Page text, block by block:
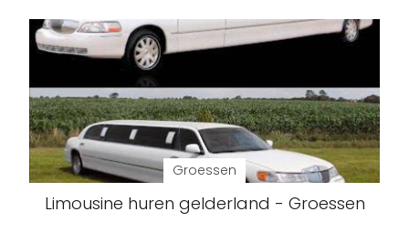
Groessen
Limousine huren gelderland - Groessen